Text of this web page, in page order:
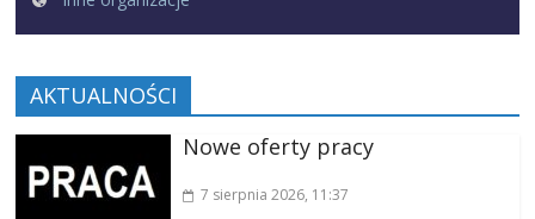
AKTUALNOŚCI
Nowe oferty pracy
7 sierpnia 2026, 11:37